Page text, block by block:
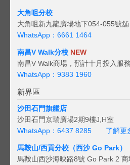
大角咀分校
大角咀新九龍廣場地下054-055號舖
WhatsApp：6661 1464
南昌V Walk分校 NEW
南昌V Walk商場，預計十月投入服務
WhatsApp：9383 1960
新界區
沙田石門旗艦店
沙田石門京瑞廣場2期9樓J,H室
WhatsApp：6437 8285
了解更
馬鞍山/西貢分校（西沙 Go Park）
馬鞍山西沙海映路8號 Go Park 2